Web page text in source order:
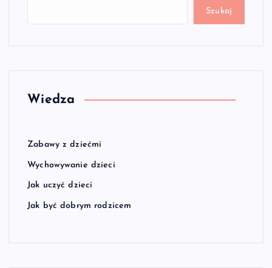
Szukaj
Wiedza
Zabawy z dziećmi
Wychowywanie dzieci
Jak uczyć dzieci
Jak być dobrym rodzicem